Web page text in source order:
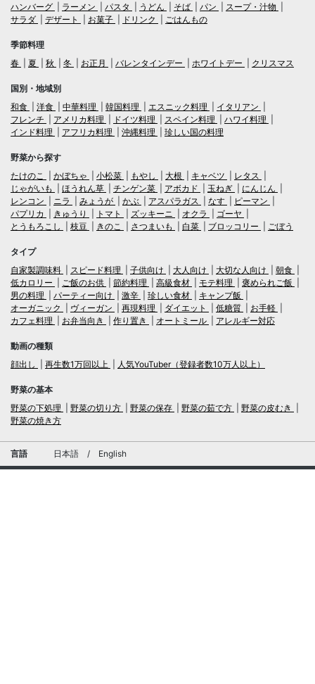
ハンバーグ
ラーメン パスタ うどん そば パン
スープ・汁物
サラダ
デザート お菓子 ドリンク ごはんもの
季節料理
春
夏 秋 冬 お正月 バレンタインデー ホワイトデー クリスマス
国別・地域別
和食
洋食 中華料理 韓国料理 エスニック料理
イタリアン
フレンチ
アメリカ料理 ドイツ料理 スペイン料理
ハワイ料理
インド料理
アフリカ料理 沖縄料理 珍しい国の料理
野菜から探す
たけのこ
かぼちゃ 小松菜 もやし 大根 キャベツ
レタス
じゃがいも
ほうれん草 チンゲン菜 アボカド 玉ねぎ
にんじん
レンコン
ニラ みょうが かぶ アスパラガス なす
ピーマン
パプリカ
きゅうり トマト ズッキーニ オクラ
ゴーヤ
とうもろこし
枝豆 きのこ さつまいも 白菜 ブロッコリー ごぼう
タイプ
自家製調味料
スピード料理 子供向け 大人向け 大切な人向け
朝食
低カロリー
ご飯のお供 節約料理 高級食材 モテ料理
褒められご飯
男の料理
パーティー向け 激辛 珍しい食材
キャンプ飯
オーガニック
ヴィーガン 再現料理 ダイエット 低糖質
お手軽
カフェ料理
お弁当向き 作り置き オートミール アレルギー対応
動画の種類
顔出し
再生数1万回以上 人気YouTuber（登録者数10万人以上）
野菜の基本
野菜の下処理
野菜の切り方 野菜の保存 野菜の茹で方
野菜の皮むき
野菜の焼き方
言語 日本語 / English